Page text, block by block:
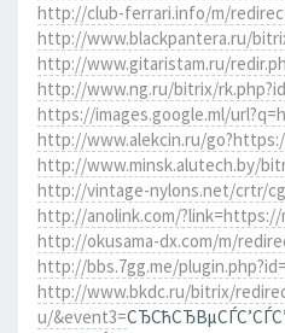
http://club-ferrari.info/m/
http://www.blackpantera.ru/
http://www.gitaristam.ru/
http://www.ng.ru/bitrix/
https://images.google.ml/
http://www.alekcin.ru/
http://www.minsk.alutech.by/
http://vintage-nylons.net/crtr/
http://anolink.com/
http://okusama-dx.com/m/
http://bbs.7gg.me/
http://www.bkdc.ru/bitrix/
u/&event3=